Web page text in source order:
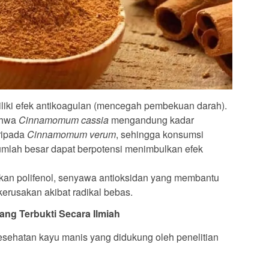
efek antikoagulan (mencegah pembekuan darah).
Cinnamomum cassia mengandung kadar
Cinnamomum verum, sehingga konsumsi
besar dapat berpotensi menimbulkan efek
polifenol, senyawa antioksidan yang membantu
akibat radikal bebas.
Terbukti Secara Ilmiah
kayu manis yang didukung oleh penelitian